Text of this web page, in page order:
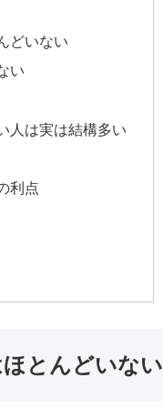
どいない
い
人は実は結構多い
利点
とんどいない